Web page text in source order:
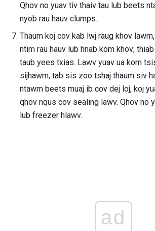
Qhov no yuav tiv thaiv tau lub beets
nyob rau hauv clumps.
Thaum koj cov kab lwj raug khov
ntim rau hauv lub hnab kom khov;
taub yees txias. Lawv yuav ua kom
sijhawm, tab sis zoo tshaj thaum siv
ntawm beets muaj ib cov dej loj, koj
qhov nqus cov sealing lawv. Qhov no
lub freezer hlawv.
ad